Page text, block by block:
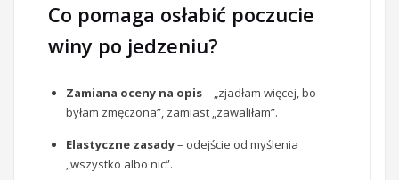
Co pomaga osłabić poczucie
winy po jedzeniu?
Zamiana oceny na opis– „zjadłam więcej, bo
byłam zmęczona”, zamiast „zawaliłam”.
Elastyczne zasady– odejście od myślenia
„wszystko albo nic”.